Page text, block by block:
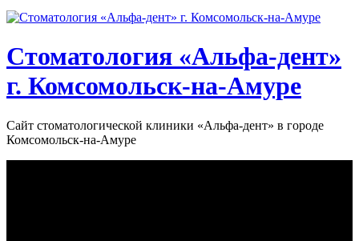
Стоматология «‎Альфа-дент»‎
г. Комсомольск-на-Амуре
Сайт стоматологической клиники «‎Альфа-дент» в городе
Комсомольск-на-Амуре